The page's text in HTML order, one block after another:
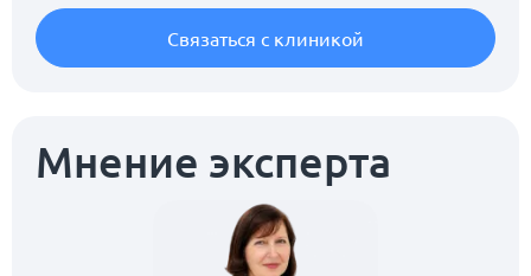
Связаться с клиникой
Мнение эксперта